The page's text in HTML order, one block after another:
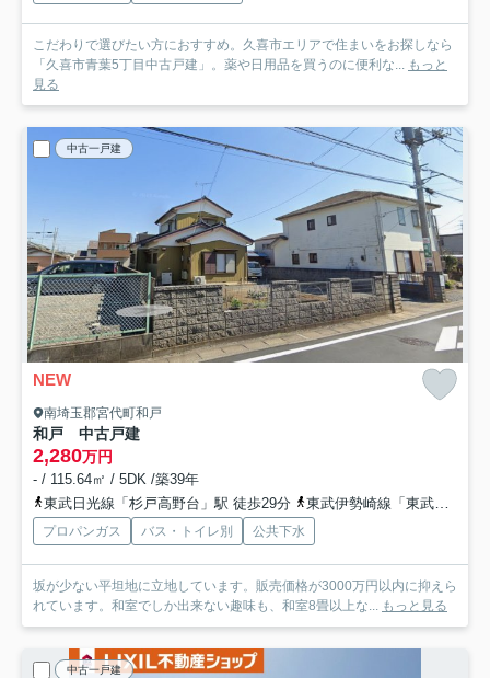
こだわりで選びたい方におすすめ。久喜市エリアで住まいをお探しなら
「久喜市青葉5丁目中古戸建」。薬や日用品を買うのに便利な... もっと
見る
中古一戸建
NEW
南埼玉郡宮代町和戸
和戸 中古戸建
2,280万円
- / 115.64㎡ / 5DK /築39年
東武日光線「杉戸高野台」駅 徒歩29分
東武伊勢崎線「東武動物公園」駅 徒歩36分
プロパンガス バス・トイレ別 公共下水
坂が少ない平坦地に立地しています。販売価格が3000万円以内に抑えら
れています。和室でしか出来ない趣味も、和室8畳以上な... もっと見る
中古一戸建